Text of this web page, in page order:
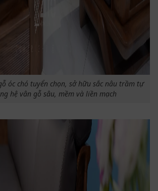
óc chó tuyển chọn, sở hữu sắc nâu trầm tự
hệ vân gỗ sâu, mềm và liền mạch